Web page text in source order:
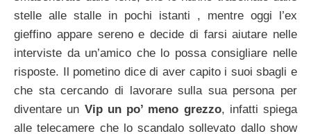
stelle alle stalle in pochi istanti , mentre oggi l’ex
gieffino appare sereno e decide di farsi aiutare nelle
interviste da un’amico che lo possa consigliare nelle
risposte. Il pometino dice di aver capito i suoi sbagli e
che sta cercando di lavorare sulla sua persona per
diventare un Vip un po’ meno grezzo, infatti spiega
alle telecamere che lo scandalo sollevato dallo show